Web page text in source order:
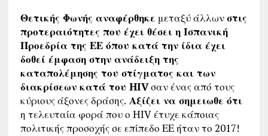
Θετικής Φωνής αναφέρθηκε μεταξύ άλλωνστις
προτεραιότητες που έχει θέσει η Ισπανική
Προεδρία της ΕΕ όπου κατά την ίδια έχει
δοθεί έμφαση στην ανάδειξη της
καταπολέμησης του στίγματος και των
διακρίσεων κατά του HIVσαν ένας από τους
κύριους άξονες δράσης. Αξίζει να σημειωθε ότι
η τελευταία φορά που ο HIV έτυχε κάποιας
πολιτικής προσοχής σε επίπεδο ΕΕ ήταν το 2017!